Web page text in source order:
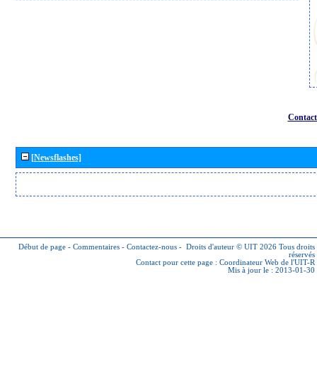
[Newsflashes]
Début de page - Commentaires - Contactez-nous - Droits d'auteur © UIT 2026 Tous droits
réservés
Contact pour cette page : Coordinateur Web de l'UIT-R
Mis à jour le : 2013-01-30